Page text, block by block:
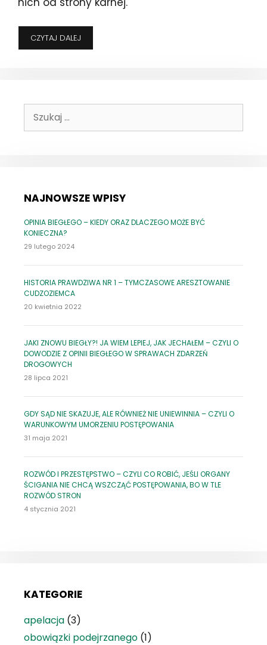
CZYTAJ DALEJ
I
KILKA
Szukaj:
NAJNOWSZE WPISY
OPINIA BIEGŁEGO – KIEDY ORAZ DLACZEGO MOŻE BYĆ
KONIECZNA?
29 lutego 2024
HISTORIA PRAWDZIWA NR 1 – TYMCZASOWE ARESZTOWANIE
CUDZOZIEMCA
20 kwietnia 2022
JAKI ZNOWU BIEGŁY?! JA WIEM LEPIEJ, JAK JECHAŁEM – CZYLI O
DOWODZIE Z OPINII BIEGŁEGO W SPRAWACH ZDARZEŃ
DROGOWYCH
28 lipca 2021
GDY SĄD NIE SKAZUJE, ALE RÓWNIEŻ NIE UNIEWINNIA – CZYLI O
WARUNKOWYM UMORZENIU POSTĘPOWANIA
31 maja 2021
ROZWÓD I PRZESTĘPSTWO – CZYLI CO ROBIĆ, JEŚLI ORGANY
ŚCIGANIA NIE CHCĄ WSZCZĄĆ POSTĘPOWANIA, BO W TLE
ROZWÓD STRON
4 stycznia 2021
KATEGORIE
apelacja (3)
obowiązki podejrzanego (1)